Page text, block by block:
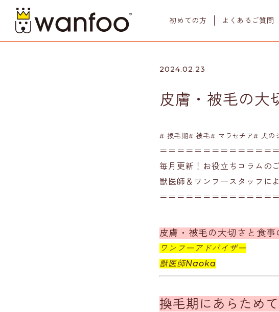
初めての方 よくあるご質問
LINE UP
プレミア
(鶏肉＋ウ
ラブガド
(ウサギ肉)
2024.02.23
皮膚・被毛の大
# 換毛期# 被毛# マラセチア# 犬の
＝＝＝＝＝＝＝＝＝＝＝＝＝
毎月更新！お役立ちコラムの
獣医師＆ワンフースタッフに
＝＝＝＝＝＝＝＝＝＝＝＝＝
皮膚・被毛の大切さと食事
ワンフーアドバイザー
獣医師Naoka
換毛期にあらためて